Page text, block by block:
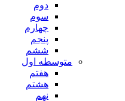
دوم
سوم
چهارم
پنجم
ششم
متوسطه اول
هفتم
هشتم
نهم